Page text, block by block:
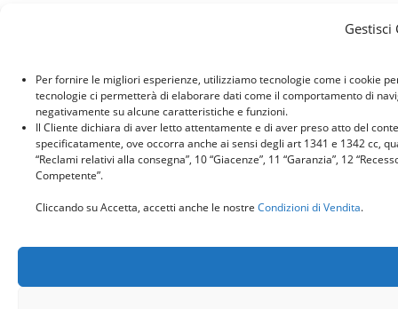
Gestisci
Per fornire le migliori esperienze, utilizziamo tecnologie come i cookie
tecnologie ci permetterà di elaborare dati come il comportamento di
negativamente su alcune caratteristiche e funzioni.
Il Cliente dichiara di aver letto attentamente e di aver preso atto del
specificatamente, ove occorra anche ai sensi degli art 1341 e 1342 cc,
“Reclami relativi alla consegna”, 10 “Giacenze”, 11 “Garanzia”, 12
Competente”.
Cliccando su Accetta, accetti anche le nostre Condizioni di Vendita.